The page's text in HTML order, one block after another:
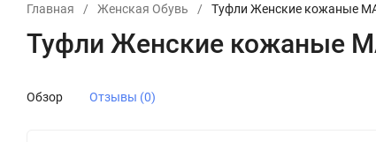
Главная / Женская Обувь / Туфли Женские кожаные
Туфли Женские кожаные
Обзор Отзывы (0)